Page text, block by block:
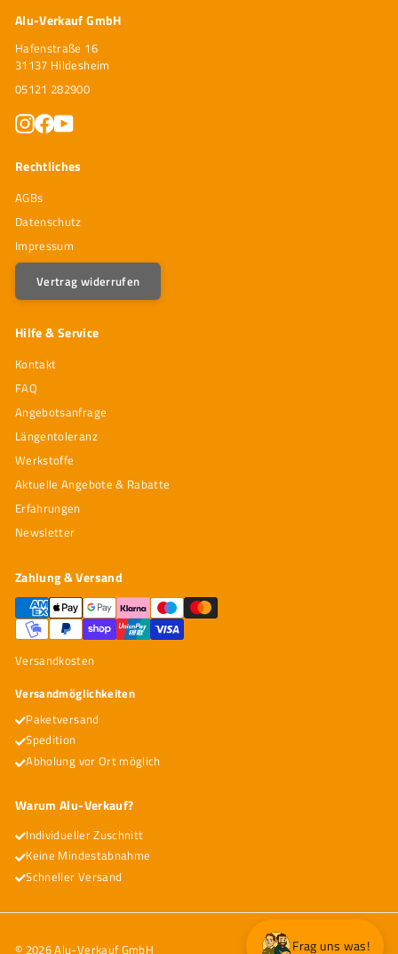
Alu-Verkauf GmbH
Hafenstraße 16
31137 Hildesheim
05121 282900
Instagram
Facebook
Rechtliches
AGBs
Datenschutz
Impressum
Vertrag widerrufen
Hilfe & Service
Kontakt
FAQ
Angebotsanfrage
Längentoleranz
Werkstoffe
Aktuelle Angebote & Rabatte
Erfahrungen
Newsletter
Zahlung & Versand
Versandkosten
Versandmöglichkeiten
Paketversand
Spedition
Abholung vor Ort möglich
Warum Alu-Verkauf?
Individueller Zuschnitt
Keine Mindestabnahme
Schneller Versand
© 2026 Alu-Verkauf GmbH Frag uns was!